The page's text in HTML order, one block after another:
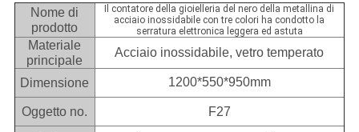
Nome di
prodotto
Il contatore della gioielleria del nero della metallina di
acciaio inossidabile con tre colori ha condotto la
serratura elettronica leggera ed astuta
Materiale
principale
Acciaio inossidabile, vetro temperato
Dimensione 1200*550*950mm
Oggetto no. F27